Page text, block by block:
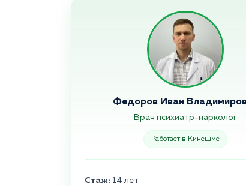
Федоров Иван
Врач психиатр-нарколог
Работает в Кинешме
Стаж: 14 лет